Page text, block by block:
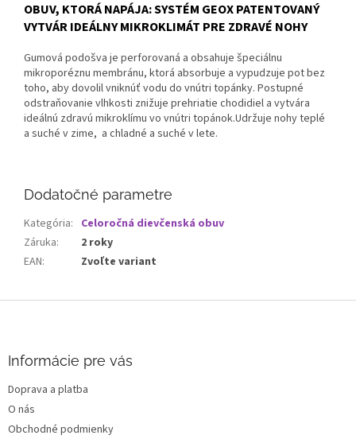
OBUV, KTORÁ NAPÁJA: SYSTÉM GEOX PATENTOVANÝ
VYTVÁR IDEÁLNY MIKROKLIMÁT PRE ZDRAVÉ NOHY
Gumová podošva je perforovaná a obsahuje špeciálnu
mikroporéznu membránu, ktorá absorbuje a vypudzuje pot bez
toho, aby dovolil vniknúť vodu do vnútri topánky. Postupné
odstraňovanie vlhkosti znižuje prehriatie chodidiel a vytvára
ideálnú zdravú mikroklímu vo vnútri topánok.Udržuje nohy teplé
a suché v zime, a chladné a suché v lete.
Dodatočné parametre
Kategória: Celoročná dievčenská obuv
Záruka:
2 roky
EAN: Zvoľte variant
e
Informácie pre vás
Doprava a platba
O nás
Obchodné podmienky